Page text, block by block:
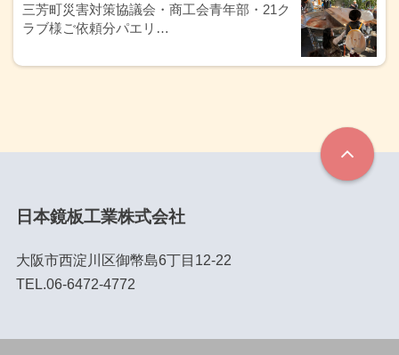
三芳町災害対策協議会・商工会青年部・21ク
ラブ様ご依頼分パエリ…
日本鏡板工業株式会社
大阪市西淀川区御幣島6丁目12-22
TEL.06-6472-4772